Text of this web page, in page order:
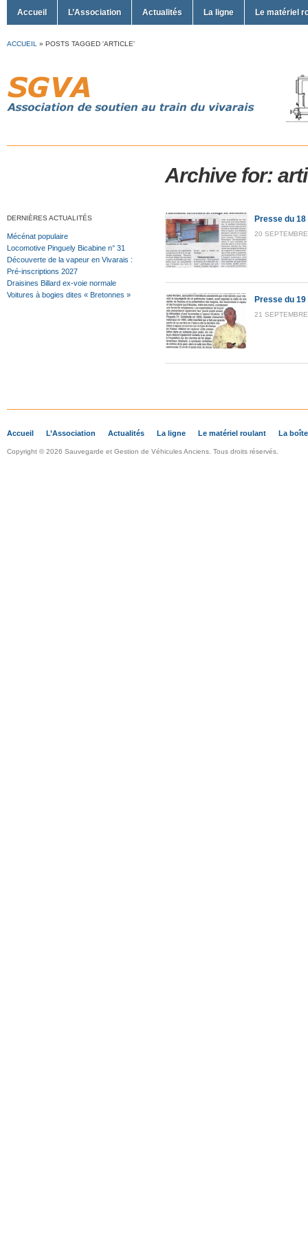
Accueil L’Association Actualités La ligne Le matériel
ACCUEIL » POSTS TAGGED 'ARTICLE'
Archive for:
DERNIÈRES ACTUALITÉS
Mécénat populaire
Locomotive Pinguely Bicabine n° 31
Découverte de la vapeur en Vivarais :
Pré-inscriptions 2027
Draisines Billard ex-voie normale
Voitures à bogies dites « Bretonnes »
Presse du
20
Presse du
21
Accueil L’Association Actualités La ligne Le matériel roulant La
Copyright © 2026 Sauvegarde et Gestion de Véhicules Anciens. Tous droits réservés.